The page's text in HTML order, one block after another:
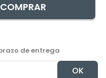
COMPRAR